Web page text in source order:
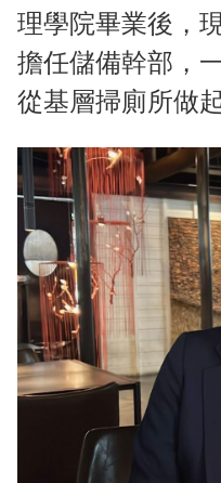
理學院畢業後，
擔任儲備幹部，
從基層掃廁所做起